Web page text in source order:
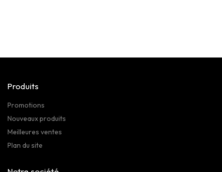
Produits
Promotions
Nouveaux produits
Meilleures ventes
Plan du site